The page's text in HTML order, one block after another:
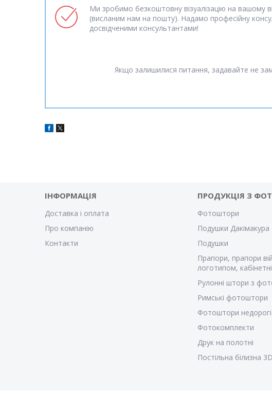
Ми зробимо безкоштовну візуалізацію на вашому
(висланим нам на пошту). Надамо професійну
досвідченими консультантами!
Якщо залишилися питання, задавайте не
ІНФОРМАЦІЯ
Доставка і оплата
Про компанію
Контакти
ПРОДУКЦІЯ З
Фотоштори
Подушки Дакімакура
Подушки
Прапори, прапори
логотипом,
Рулонні штори з
Римські фотоштори
Фотоштори недорогі
Фотокомплекти
Друк на полотні
Постільна білизна 3D